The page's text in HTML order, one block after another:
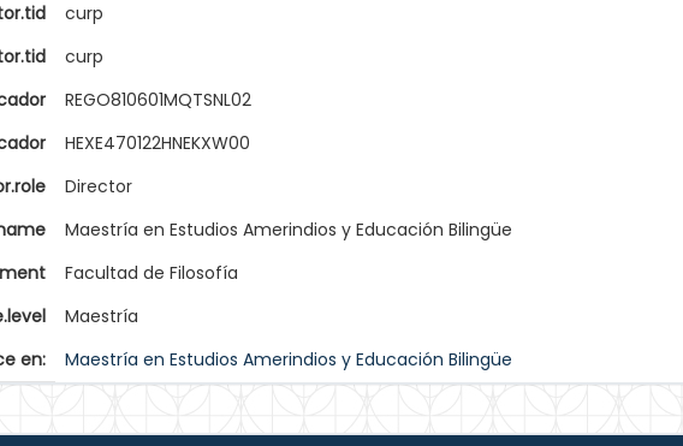
curp
curp
REGO810601MQTSNL02
HEXE470122HNEKXW00
Director
Maestría en Estudios Amerindios y Educación Bilingüe
Facultad de Filosofía
Maestría
en:
Maestría en Estudios Amerindios y Educación Bilingüe